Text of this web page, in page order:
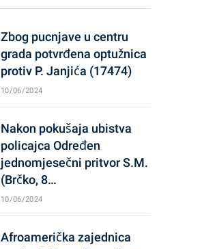
Zbog pucnjave u centru
grada potvrđena optužnica
protiv P. Janjića (17474)
10/06/2024
Nakon pokušaja ubistva
policajca Određen
jednomjesečni pritvor S.M.
(Brčko, 8…
10/06/2024
Afroamerička zajednica